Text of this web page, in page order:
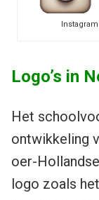
Logo’s in
Het
ontwikkeling
oer-
logo zoals